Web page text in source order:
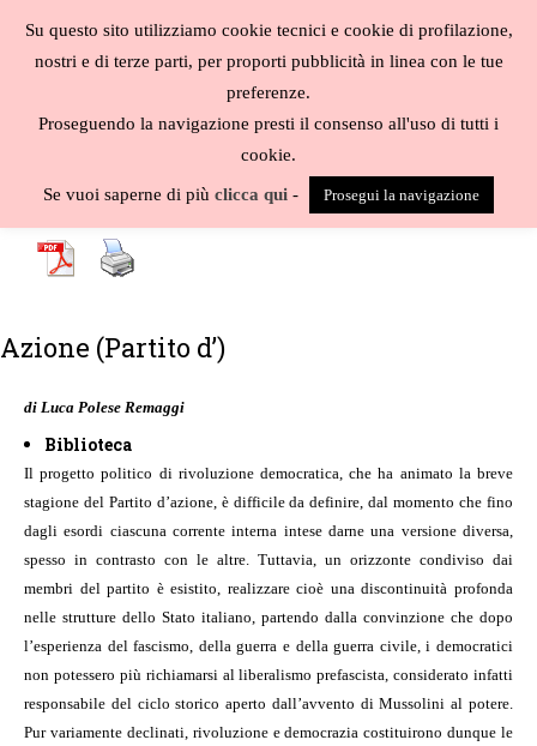
contenuto
- - -G -H -I K L-M-N-O-P-Q-R-S
- W -Y-Z-
Azione (Partito d’)
di Luca Polese Remaggi
Biblioteca
Il progetto politico di rivoluzione democratica, che ha animato la breve
stagione del Partito d’azione, è difficile da definire, dal momento che fino
dagli esordi ciascuna corrente interna intese darne una versione diversa,
spesso in contrasto con le altre. Tuttavia, un orizzonte condiviso dai
membri del partito è esistito, realizzare cioè una discontinuità profonda
nelle strutture dello Stato italiano, partendo dalla convinzione che dopo
l’esperienza del fascismo, della guerra e della guerra civile, i democratici
non potessero più richiamarsi al liberalismo prefascista, considerato infatti
responsabile del ciclo storico aperto dall’avvento di Mussolini al potere.
Pur variamente declinati, rivoluzione e democrazia costituirono dunque le
Su questo sito utilizziamo cookie tecnici e cookie di profilazione,
nostri e di terze parti, per proporti pubblicità in linea con le tue
preferenze.
Proseguendo la navigazione presti il consenso all'uso di tutti i
cookie.
Se vuoi saperne di più clicca qui - Prosegui la navigazione